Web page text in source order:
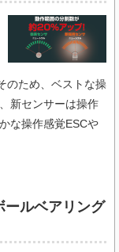
のため、ベストな操
新センサーは操作
な操作感覚ESCや
ールベアリング